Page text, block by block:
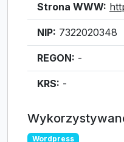
Strona WWW:
NIP: 7322020348
REGON: -
KRS: -
Wordpress